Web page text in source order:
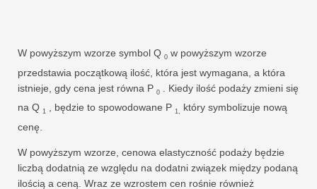
W powyższym wzorze symbol Q 0 w powyższym wzorze
przedstawia początkową ilość, która jest wymagana, a która
istnieje, gdy cena jest równa P 0
. Kiedy ilość podaży zmieni się
na Q 1 , będzie to spowodowane P 1, który symbolizuje nową
cenę.
W powyższym wzorze, cenowa elastyczność podaży będzie
liczbą dodatnią ze względu na dodatni związek między podaną
ilością a ceną. Wraz ze wzrostem cen rośnie również